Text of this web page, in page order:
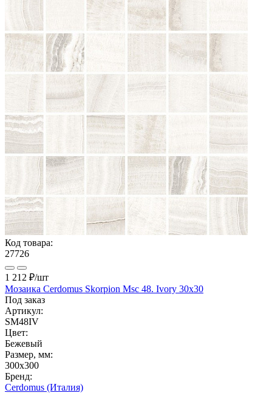
Код товара:
27726
1 212 ₽/шт
Мозаика Cerdomus Skorpion Msc 48. Ivory 30x30
Под заказ
Артикул:
SM48IV
Цвет:
Бежевый
Размер, мм:
300x300
Бренд:
Cerdomus (Италия)